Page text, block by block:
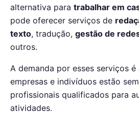
alternativa para trabalhar em
pode oferecer serviços de
texto, tradução, gestão de
outros.
A demanda por esses serviços é
empresas e indivíduos estão
profissionais qualificados para
atividades.